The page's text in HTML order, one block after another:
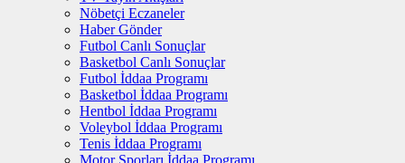
Nöbetçi Eczaneler
Haber Gönder
Futbol Canlı Sonuçlar
Basketbol Canlı Sonuçlar
Futbol İddaa Programı
Basketbol İddaa Programı
Hentbol İddaa Programı
Voleybol İddaa Programı
Tenis İddaa Programı
Motor Sporları İddaa Programı